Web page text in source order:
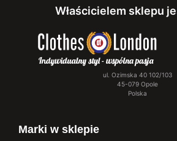
Właścicielem sklepu
ul. Ozimska 40 102/103
45-079 Opole
Polska
Marki w sklepie